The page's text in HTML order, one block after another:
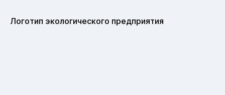
Логотип экологического предприятия